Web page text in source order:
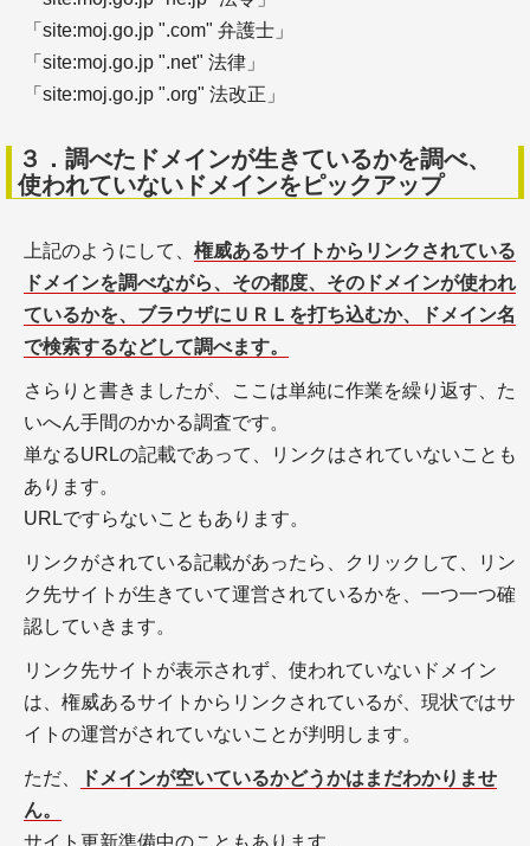
＋引用文献・参考文献の記述ツール
＋引用文献・参考文献と本文との関連付け
参考文献の記載法
＋特許文献の番号等
＋雑誌中の論文 *1
論文の書き方
「site:moj.go.jp ".com" 弁護士」
「site:moj.go.jp ".net" 法律」
「site:moj.go.jp ".org" 法改正」
３．調べたドメインが生きているかを調べ、
使われていないドメインをピックアップ
上記のようにして、 権威あるサイトからリンクされている
ドメインを調べながら、その都度、そのドメインが使われ
ているかを、ブラウザにＵＲＬを打ち込むか、ドメイン名
で検索するなどして調べます。
さらりと書きましたが、ここは単純に作業を繰り返す、た
いへん手間のかかる調査です。
単なるURLの記載であって、リンクはされていないことも
あります。
URLですらないこともあります。
リンクがされている記載があったら、クリックして、リン
ク先サイトが生きていて運営されているかを、一つ一つ確
認していきます。
リンク先サイトが表示されず、使われていないドメイン
は、権威あるサイトからリンクされているが、現状ではサ
イトの運営がされていないことが判明します。
ただ、
ドメインが空いているかどうかはまだわかりませ
ん。